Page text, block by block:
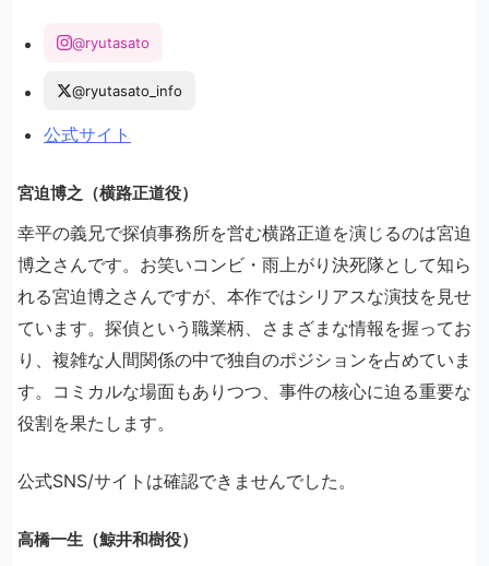
@ryutasato
@ryutasato_info
公式サイト
宮迫博之（横路正道役）
幸平の義兄で探偵事務所を営む横路正道を演じるのは宮迫
博之さんです。お笑いコンビ・雨上がり決死隊として知ら
れる宮迫博之さんですが、本作ではシリアスな演技を見せ
ています。探偵という職業柄、さまざまな情報を握ってお
り、複雑な人間関係の中で独自のポジションを占めていま
す。コミカルな場面もありつつ、事件の核心に迫る重要な
役割を果たします。
公式SNS/サイトは確認できませんでした。
高橋一生（鯨井和樹役）